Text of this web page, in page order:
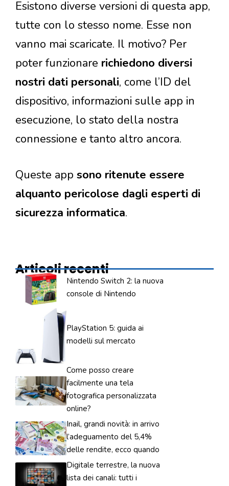
Esistono diverse versioni di questa app,
tutte con lo stesso nome. Esse non
vanno mai scaricate. Il motivo? Per
poter funzionare richiedono diversi
nostri dati personali, come l’ID del
dispositivo, informazioni sulle app in
esecuzione, lo stato della nostra
connessione e tanto altro ancora.
Queste app sono ritenute essere
alquanto pericolose dagli esperti di
sicurezza informatica.
Articoli recenti
Nintendo Switch 2: la nuova
console di Nintendo
PlayStation 5: guida ai
modelli sul mercato
Come posso creare
facilmente una tela
fotografica personalizzata
online?
Inail, grandi novità: in arrivo
l’adeguamento del 5,4%
delle rendite, ecco quando
Digitale terrestre, la nuova
lista dei canali: tutti i